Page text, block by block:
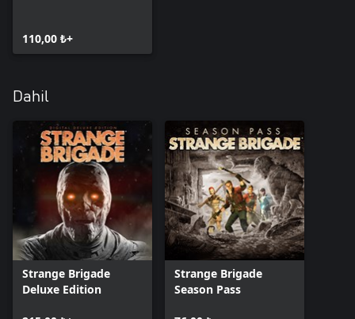
110,00 ₺+
Dahil
Strange Brigade
Deluxe Edition
Strange Brigade
Season Pass